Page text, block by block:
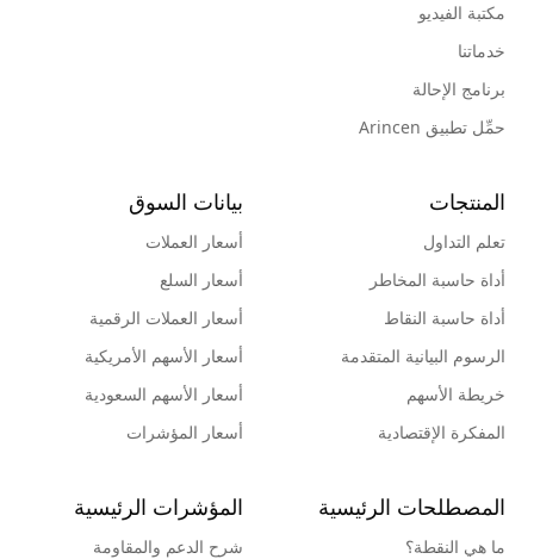
مكتبة الفيديو
خدماتنا
برنامج الإحالة
حمِّل تطبيق Arincen
المنتجات
تعلم التداول
أداة حاسبة المخاطر
أداة حاسبة النقاط
الرسوم البيانية المتقدمة
خريطة الأسهم
المفكرة الإقتصادية
بيانات السوق
أسعار العملات
أسعار السلع
أسعار العملات الرقمية
أسعار الأسهم الأمريكية
أسعار الأسهم السعودية
أسعار المؤشرات
المصطلحات الرئيسية
ما هي النقطة؟
المؤشرات الرئيسية
شرح الدعم والمقاومة